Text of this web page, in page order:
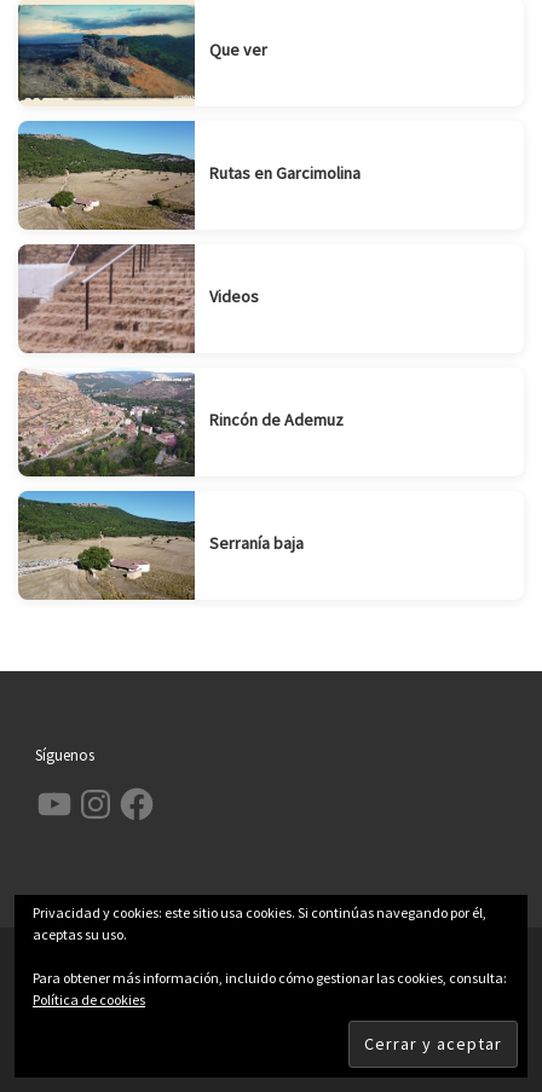
Que ver
Rutas en Garcimolina
Videos
Rincón de Ademuz
Serranía baja
Síguenos
YouTube InstagramFacebook
Funciona con
Privacidad y cookies: este sitio usa cookies. Si continúas navegando por él,
aceptas su uso.
Para obtener más información, incluido cómo gestionar las cookies, consulta:
Política de cookies